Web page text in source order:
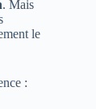
. Mais
le
: